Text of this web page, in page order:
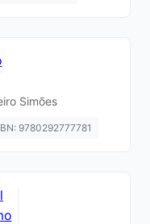
Simões
9780292777781